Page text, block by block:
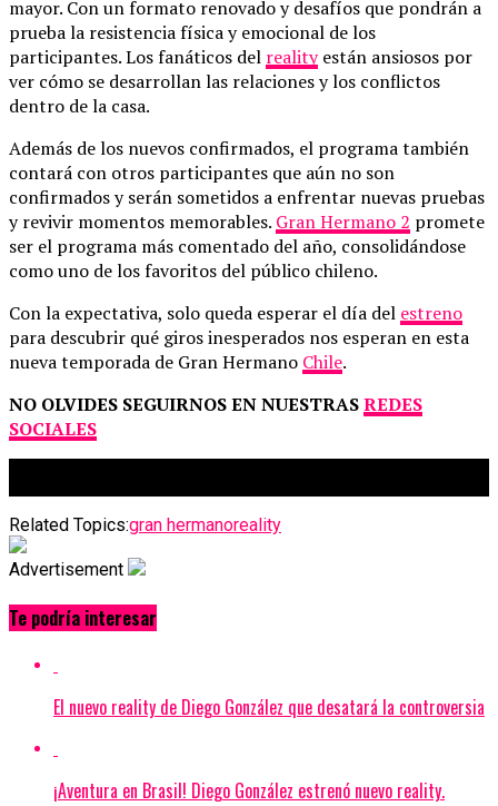
mayor. Con un formato renovado y desafíos que pondrán a
prueba la resistencia física y emocional de los
participantes. Los fanáticos del realityestán ansiosos por
ver cómo se desarrollan las relaciones y los conflictos
dentro de la casa.
Además de los nuevos confirmados, el programa también
contará con otros participantes que aún no son
confirmados y serán sometidos a enfrentar nuevas pruebas
y revivir momentos memorables. Gran Hermano 2 promete
ser el programa más comentado del año, consolidándose
como uno de los favoritos del público chileno.
Con la expectativa, solo queda esperar el día del estreno
para descubrir qué giros inesperados nos esperan en esta
nueva temporada de Gran Hermano Chile.
NO OLVIDES SEGUIRNOS EN NUESTRASREDES
SOCIALES
Related Topics:gran hermanoreality
Advertisement
Te podría interesar
El nuevo reality de Diego González que desatará la controversia
¡Aventura en Brasil! Diego González estrenó nuevo reality.